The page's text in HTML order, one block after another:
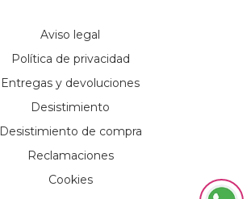
Aviso legal
Política de privacidad
Entregas y devoluciones
Desistimiento
Desistimiento de compra
Reclamaciones
Cookies